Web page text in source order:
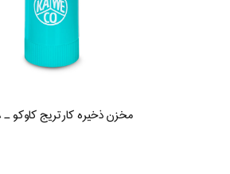
مخزن ذخیره کارتریج کاوکو ـ ۸ رنگ